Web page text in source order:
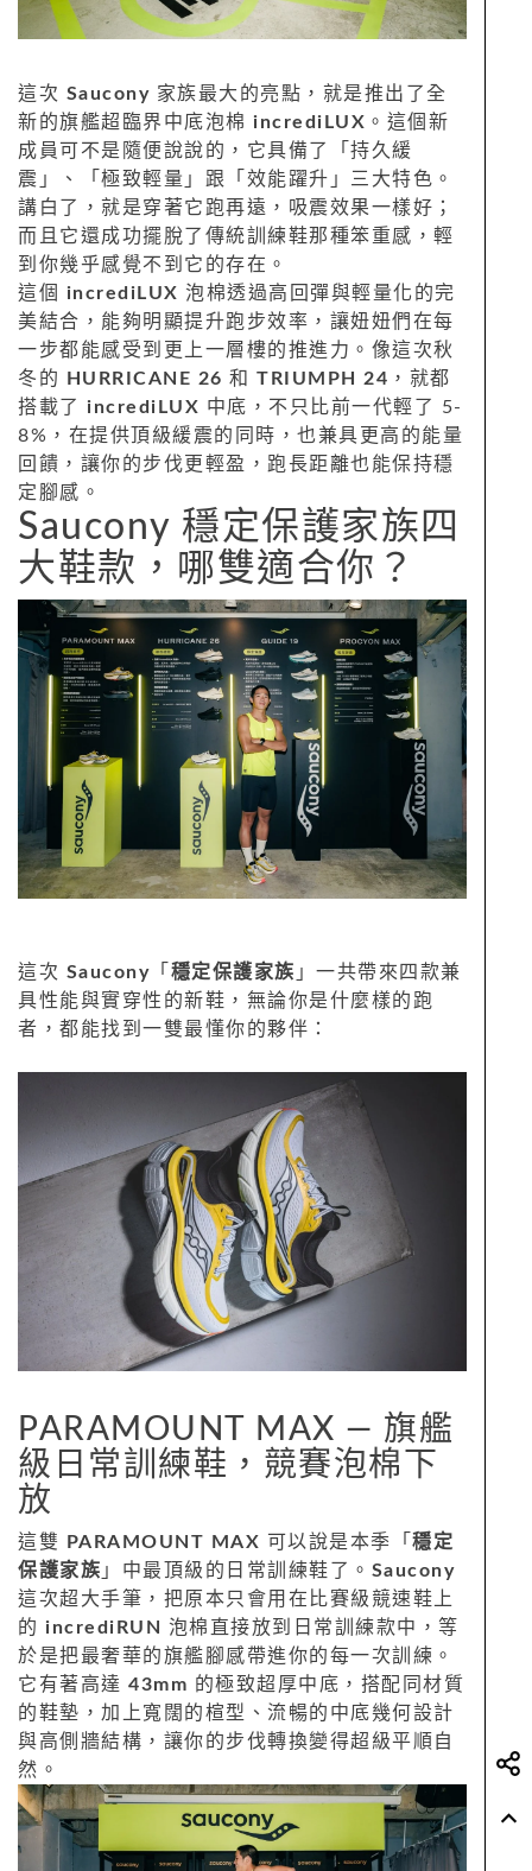
這次 Saucony 家族最大的亮點，就是推出了全
新的旗艦超臨界中底泡棉 incrediLUX 。這個新
成員可不是隨便說說的，它具備了「持久緩
震」、「極致輕量」跟「效能躍升」三大特色。
講白了，就是穿著它跑再遠，吸震效果一樣好；
而且它還成功擺脫了傳統訓練鞋那種笨重感，輕
到你幾乎感覺不到它的存在。
這個 incrediLUX 泡棉透過高回彈與輕量化的完
美結合，能夠明顯提升跑步效率，讓妞妞們在每
一步都能感受到更上一層樓的推進力。像這次秋
冬的
HURRICANE 26 和 TRIUMPH 24 ，就都
搭載了 incrediLUX 中底，不只比前一代輕了 5-
8%，在提供頂級緩震的同時，也兼具更高的能量
回饋，讓你的步伐更輕盈，跑長距離也能保持穩
定腳感。
Saucony 穩定保護家族四
大鞋款，哪雙適合你？
這次 Saucony 「 穩定保護家族 」一共帶來四款兼
具性能與實穿性的新鞋，無論你是什麼樣的跑
者，都能找到一雙最懂你的夥伴：
PARAMOUNT MAX — 旗艦
級日常訓練鞋，競賽泡棉下
放
這雙 PARAMOUNT MAX 可以說是本季「 穩定
保護家族 」中最頂級的日常訓練鞋了。 Saucony
這次超大手筆，把原本只會用在比賽級競速鞋上
的 incrediRUN 泡棉直接放到日常訓練款中，等
於是把最奢華的旗艦腳感帶進你的每一次訓練。
它有著高達 43mm 的極致超厚中底，搭配同材質
的鞋墊，加上寬闊的楦型、流暢的中底幾何設計
與高側牆結構，讓你的步伐轉換變得超級平順自
然。